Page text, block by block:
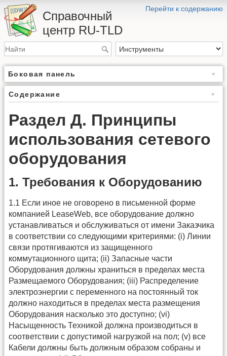
Перейти к содержанию
Справочный
центр RU-TLD
Боковая панель
Содержание
Раздел Д. Принципы
использования сетевого
оборудования
1. Требования к Оборудованию
1.1 Если иное не оговорено в письменной форме
компанией LeaseWeb, все оборудование должно
устанавливаться и обслуживаться от имени Заказчика
в соответствии со следующими критериями: (i) Линии
связи протягиваются из защищенного
коммутационного щита; (ii) Запасные части
Оборудования должны храниться в пределах места
Размещаемого Оборудования; (iii) Распределение
электроэнергии с переменного на постоянный ток
должно находиться в пределах места размещения
Оборудования насколько это доступно; (vi)
Насыщенность Техникой должна производиться в
соответствии с допустимой нагрузкой на пол; (v) все
Кабели должны быть должным образом собраны и